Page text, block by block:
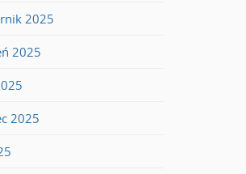
2025
2025
2025